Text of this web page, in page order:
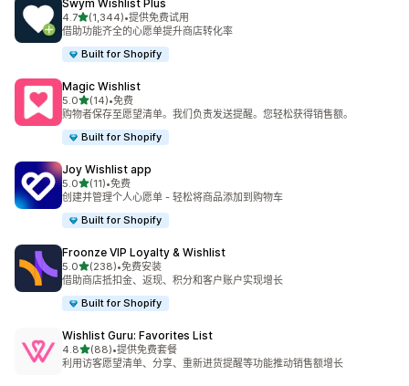
Swym Wishlist Plus
4.7星（满分 5 星）
(1,344)
总共 1344 条评论
•提供免费试用
借助功能齐全的心愿单提升商店转化率
Built for Shopify
Magic Wishlist
5.0星（满分 5 星）
(14)
总共 14 条评论
•免费
购物者保存至愿望清单。我们负责发送提醒。您轻松获得销售额。
Built for Shopify
Joy Wishlist app
5.0星（满分 5 星）
(11)
总共 11 条评论
•免费
创建并管理个人心愿单 - 轻松将商品添加到购物车
Built for Shopify
Froonze VIP Loyalty & Wishlist
5.0星（满分 5 星）
(238)
总共 238 条评论
•免费安装
借助商店抵扣金、返现、积分和客户账户实现增长
Built for Shopify
Wishlist Guru: Favorites List
4.8星（满分 5 星）
(88)
总共 88 条评论
•提供免费套餐
利用访客愿望清单、分享、重新进货提醒等功能推动销售额增长